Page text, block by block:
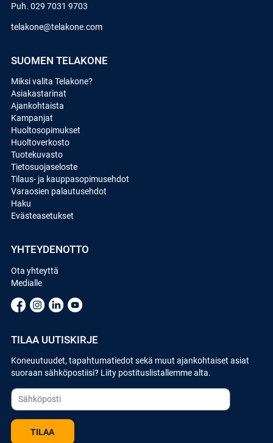
Puh. 029 7031 9703
telakone@telakone.com
SUOMEN TELAKONE
Miksi valita Telakone?
Asiakastarinat
Ajankohtaista
Kampanjat
Huoltosopimukset
Huoltoverkosto
Tuotekuvasto
Tietosuojaseloste
Tilaus- ja kauppasopimusehdot
Varaosien palautusehdot
Haku
Evästeasetukset
YHTEYDENOTTO
Ota yhteyttä
Medialle
TILAA UUTISKIRJE
Koneuutuudet, tapahtumatiedot sekä muut ajankohtaiset asiat
suoraan sähköpostiisi? Liity postituslistallemme alta.